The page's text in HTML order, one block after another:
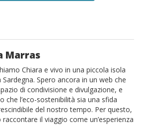
Marras
Chiara e vivo in una piccola isola
Sardegna. Spero ancora in un web che
di condivisione e divulgazione, e
che l’eco-sostenibilità sia una sfida
del nostro tempo. Per questo,
raccontare il viaggio come un’esperienza